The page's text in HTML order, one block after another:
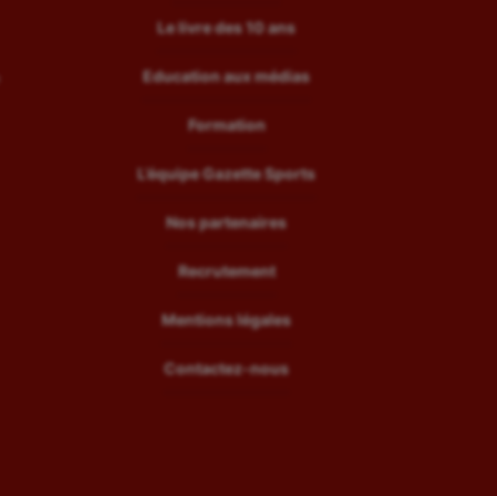
Le livre des 10 ans
Education aux médias
Formation
L’équipe Gazette Sports
Nos partenaires
Recrutement
Mentions légales
Contactez-nous